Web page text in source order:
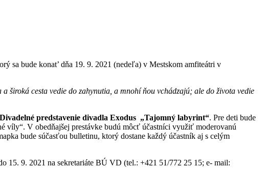
sa bude konat’ dňa 19. 9. 2021 (nedeľa) v Mestskom amfiteátri v
široká cesta vedie do zahynutia, a mnohí ňou vchádzajú; ale do života vedie
Divadelné predstavenie divadla Exodus „Tajomný labyrint“. Pre deti bude
víly“. V obedňajšej prestávke budú môcť účastníci využiť moderovanú
bude súčasťou bulletinu, ktorý dostane každý účastník aj s celým
15. 9. 2021 na sekretariáte BÚ VD (tel.: +421 51/772 25 15; e- mail: